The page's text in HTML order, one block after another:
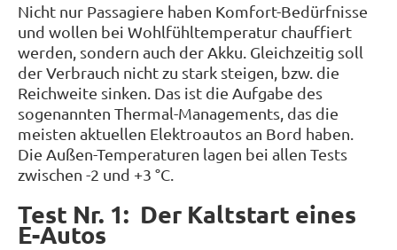
Nicht nur Passagiere haben Komfort-Bedürfnisse
und wollen bei Wohlfühltemperatur chauffiert
werden, sondern auch der Akku. Gleichzeitig soll
der Verbrauch nicht zu stark steigen, bzw. die
Reichweite sinken. Das ist die Aufgabe des
sogenannten Thermal-Managements, das die
meisten aktuellen Elektroautos an Bord haben.
Die Außen-Temperaturen lagen bei allen Tests
zwischen -2 und +3 °C.
Test Nr. 1: Der Kaltstart eines
E-Autos